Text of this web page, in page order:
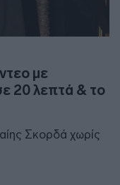
με
20 λεπτά & το
Σκορδά χωρίς